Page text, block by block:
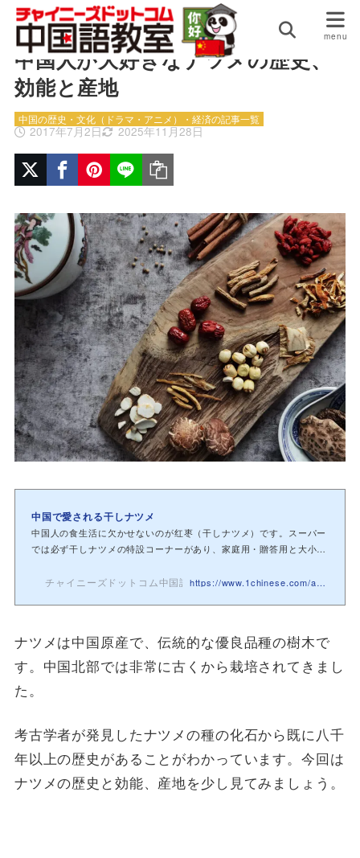
HOME
中国の歴史・文化（ドラマ・アニメ）・経済の記事一覧
中国人が大好きなナツメの歴史、
効能と産地
2017年7月2日 2025年11月28日
中国の歴史・文化（ドラマ・アニメ）・経済の記事一覧
中国で愛される干しナツメ
中国人の食生活に欠かせないのが红枣（干しナツメ）です。スーパー
では必ず干しナツメの特設コーナーがあり、家庭用・贈答用と大小
チャイニーズドットコム中国語教室 https://www.1chinese.com/ala/3799/
ナツメは中国原産で、伝統的な優良品種の樹木で
す。中国北部では非常に古くから栽培されてきまし
た。
考古学者が発見したナツメの種の化石から既に八千
年以上の歴史があることがわかっています。今回は
ナツメの歴史と効能、産地を少し見てみましょう。